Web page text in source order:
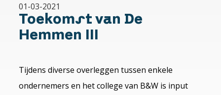
01-03-2021
Toekomst van De
Hemmen III
Tijdens diverse overleggen tussen enkele
ondernemers en het college van B&W is input